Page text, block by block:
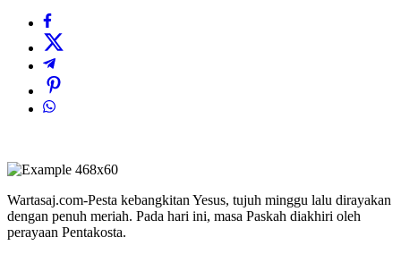
Wartasaj.com-Pesta kebangkitan Yesus, tujuh minggu lalu dirayakan
dengan penuh meriah. Pada hari ini, masa Paskah diakhiri oleh
perayaan Pentakosta.